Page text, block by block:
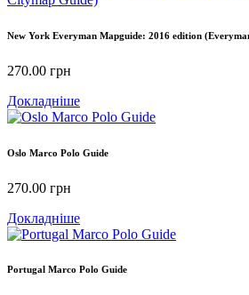
New York Everyman Mapguide: 2016 edition
270.00 грн
Докладніше
Oslo Marco Polo Guide
270.00 грн
Докладніше
Portugal Marco Polo Guide